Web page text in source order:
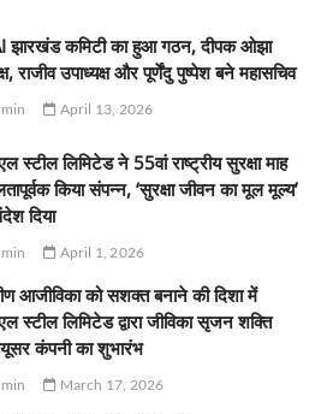
झारखंड कमिटी का हुआ गठन, दीपक ओझा
राजीव उपाध्यक्ष और पूर्णेंदु पुष्पेश बने महासचिव
April 13, 2026
स्टील लिमिटेड ने 55वां राष्ट्रीय सुरक्षा माह
किया संपन्न, ‘सुरक्षा जीवन का मूल मूल्य’
दिया
April 1, 2026
आजीविका को सशक्त बनाने की दिशा में
स्टील लिमिटेड द्वारा जीविका सृजन शक्ति
कंपनी का शुभारंभ
March 17, 2026